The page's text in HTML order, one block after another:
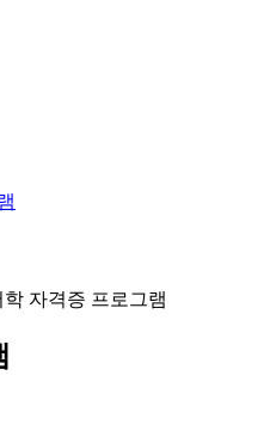
학 자격증 프로그램